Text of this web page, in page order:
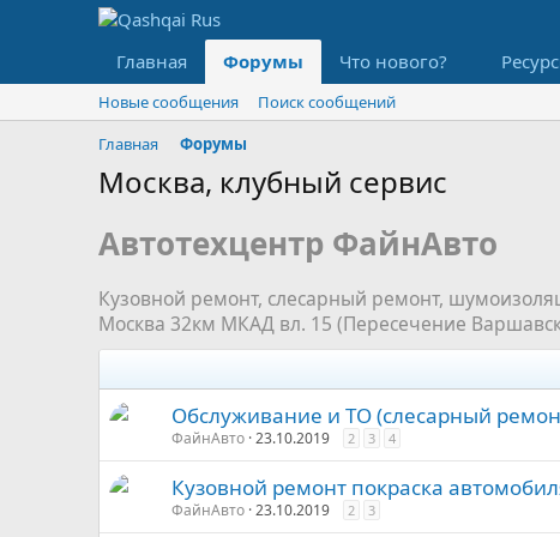
Главная Форумы Что нового?
Новые сообщения
Поиск сообщений
Главная
Форумы
Москва, клубный сервис
Автотехцентр ФайнАвто
Кузовной ремонт, слесарный ремонт,
Москва 32км МКАД вл. 15 (Пересечение
Обслуживание и ТО (слесарный
ФайнАвто 23.10.2019 2 3 4
Кузовной ремонт покраска
ФайнАвто 23.10.2019 2 3